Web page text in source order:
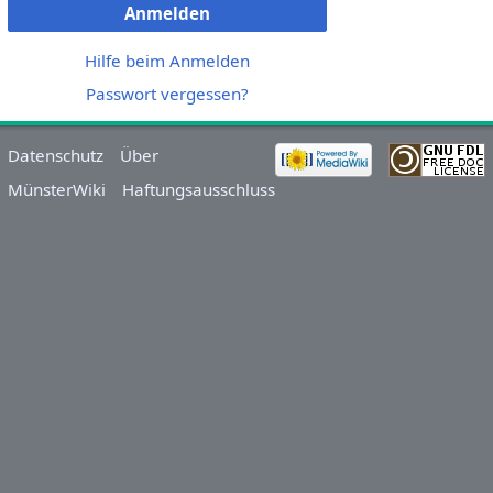
Anmelden
Hilfe beim Anmelden
Passwort vergessen?
Datenschutz
Über
MünsterWiki
Haftungsausschluss